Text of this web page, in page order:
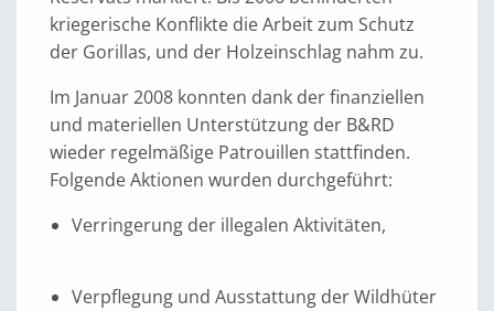
kriegerische Konflikte die Arbeit zum Schutz
der Gorillas, und der Holzeinschlag nahm zu.
Im Januar 2008 konnten dank der finanziellen
und materiellen Unterstützung der B&RD
wieder regelmäßige Patrouillen stattfinden.
Folgende Aktionen wurden durchgeführt:
Verringerung der illegalen Aktivitäten,
Verpflegung und Ausstattung der Wildhüter